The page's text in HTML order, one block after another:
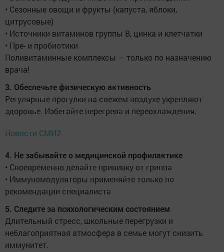
• Сезонные овощи и фрукты (капуста, яблоки,
цитрусовые)
• Источники витаминов группы В, цинка и клетчатки
• Пре- и пробиотики
Поливитаминные комплексы — только по назначению
врача!
3. Обеспечьте физическую активность
Регулярные прогулки на свежем воздухе укрепляют
здоровье. Избегайте перегрева и переохлаждения.
Новости СМИ2
4. Не забывайте о медицинской профилактике
• Своевременно делайте прививку от гриппа
• Иммуномодуляторы применяйте только по
рекомендации специалиста
5. Следите за психологическим состоянием
Длительный стресс, школьные перегрузки и
неблагоприятная атмосфера в семье могут снизить
иммунитет.